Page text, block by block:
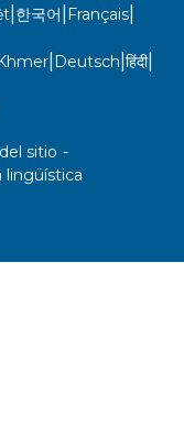
한국어 Français
Deutsch हिंदी|
sitio -
lingüística